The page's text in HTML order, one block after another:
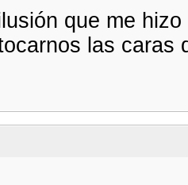
que me
las caras